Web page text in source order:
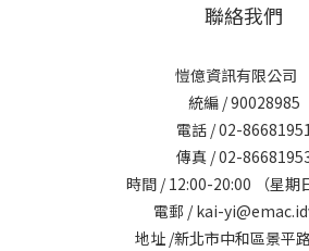
聯絡我們
愷億資訊有限公司
統編 / 90028985
電話 / 02-
傳真 / 02-
時間 / 12:00-20:00 （星期
電郵 / kai-
地址 /新北市中和區景平